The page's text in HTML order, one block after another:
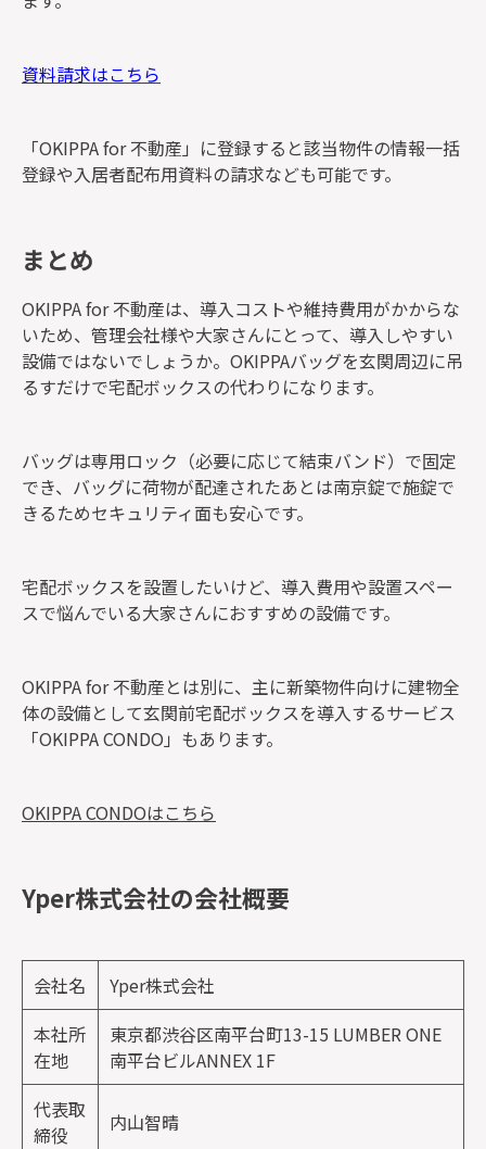
資料請求はこちら
「OKIPPA for 不動産」に登録すると該当物件の情報一括
登録や入居者配布用資料の請求なども可能です。
まとめ
OKIPPA for 不動産は、導入コストや維持費用がかからな
いため、管理会社様や大家さんにとって、導入しやすい
設備ではないでしょうか。OKIPPAバッグを玄関周辺に吊
るすだけで宅配ボックスの代わりになります。
バッグは専用ロック（必要に応じて結束バンド）で固定
でき、バッグに荷物が配達されたあとは南京錠で施錠で
きるためセキュリティ面も安心です。
宅配ボックスを設置したいけど、導入費用や設置スペー
スで悩んでいる大家さんにおすすめの設備です。
OKIPPA for 不動産とは別に、主に新築物件向けに建物全
体の設備として玄関前宅配ボックスを導入するサービス
「OKIPPA CONDO」もあります。
OKIPPA CONDOはこちら
Yper株式会社の会社概要
会社名
Yper株式会社
本社所
在地
東京都渋谷区南平台町13-15 LUMBER ONE
南平台ビルANNEX 1F
代表取
締役
内山智晴